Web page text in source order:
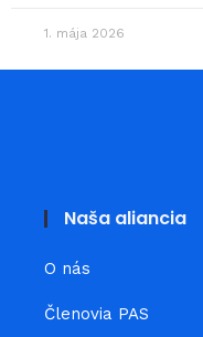
1. mája 2026
Naša aliancia
O nás
Členovia PAS